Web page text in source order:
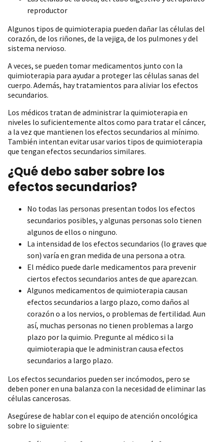
reproductor
Algunos tipos de quimioterapia pueden dañar las células del
corazón, de los riñones, de la vejiga, de los pulmones y del
sistema nervioso.
A veces, se pueden tomar medicamentos junto con la
quimioterapia para ayudar a proteger las células sanas del
cuerpo. Además, hay tratamientos para aliviar los efectos
secundarios.
Los médicos tratan de administrar la quimioterapia en
niveles lo suficientemente altos como para tratar el cáncer,
a la vez que mantienen los efectos secundarios al mínimo.
También intentan evitar usar varios tipos de quimioterapia
que tengan efectos secundarios similares.
¿Qué debo saber sobre los
efectos secundarios?
No todas las personas presentan todos los efectos
secundarios posibles, y algunas personas solo tienen
algunos de ellos o ninguno.
La intensidad de los efectos secundarios (lo graves que
son) varía en gran medida de una persona a otra.
El médico puede darle medicamentos para prevenir
ciertos efectos secundarios antes de que aparezcan.
Algunos medicamentos de quimioterapia causan
efectos secundarios a largo plazo, como daños al
corazón o a los nervios, o problemas de fertilidad. Aun
así, muchas personas no tienen problemas a largo
plazo por la quimio. Pregunte al médico si la
quimioterapia que le administran causa efectos
secundarios a largo plazo.
Los efectos secundarios pueden ser incómodos, pero se
deben poner en una balanza con la necesidad de eliminar las
células cancerosas.
Asegúrese de hablar con el equipo de atención oncológica
sobre lo siguiente: